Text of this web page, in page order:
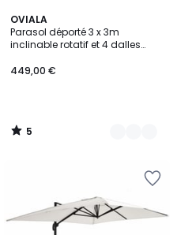
OVIALA
Parasol déporté 3 x 3m
inclinable rotatif et 4 dalles
449,00 €
5
/
5
4
Couleurs
5
/